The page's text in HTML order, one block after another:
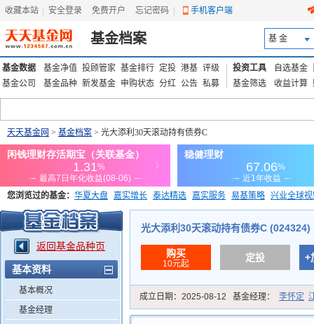
收藏本站 安全登录 免费开户 忘记密码 手机客户端
基金档案 基 金
基金数据 基金净值 投顾管家 基金排行 定投 港基 评级
基金公司
基金品种 新发基金 申购状态 分红 公告 私募
投资工具 自选基金
基金筛选
收益计算
天天基金网 > 基金档案 > 光大添利30天滚动持有债券C
您浏览过的基金： 华夏大盘 嘉实增长 泰达精选 嘉实服务 易基策略 兴业全球
添富优势 华安宏利 上证180价值ETF
返回基金品种页
基本资料
基本概况
基金经理
光大添利30天滚动持有债券C (024324)
购买
10元起
定投 +
成立日期： 2025-08-12 基金经理： 李怀定